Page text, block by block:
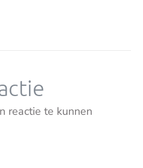
reactie te kunnen